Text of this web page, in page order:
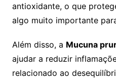
antioxidante, o que
algo muito importante
Além disso, a Mucuna
ajudar a reduzir
relacionado ao